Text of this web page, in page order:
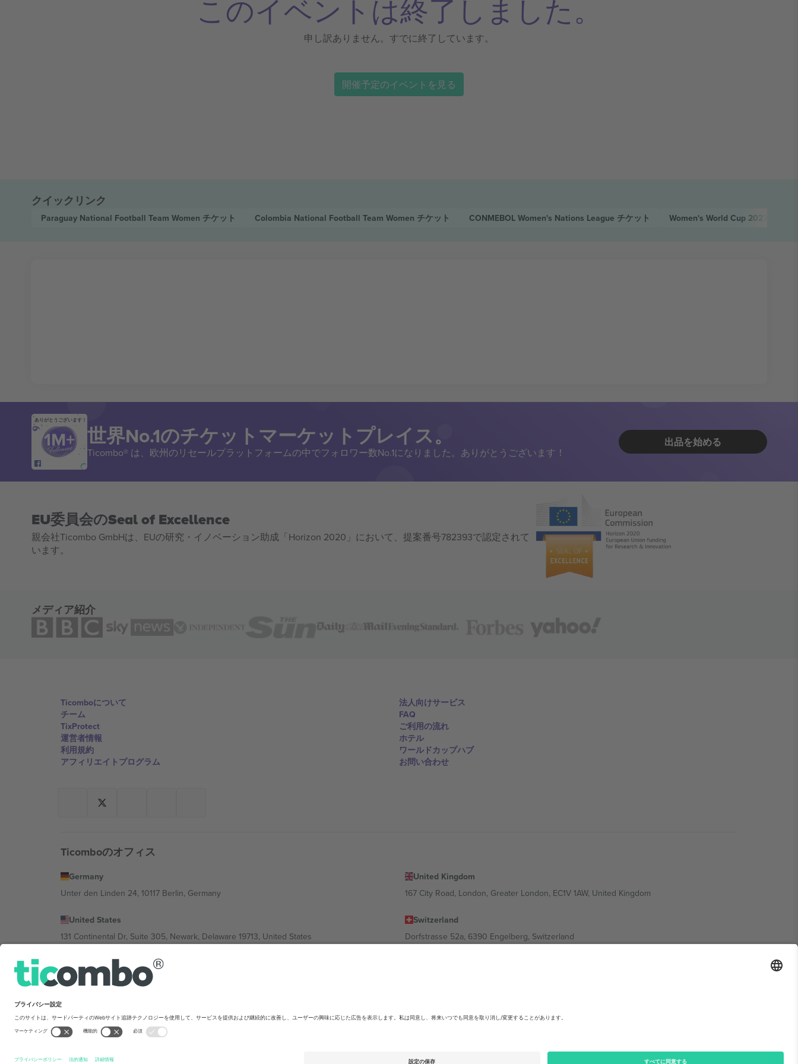
このイベントは終了しました。
申し訳ありません。すでに終了しています。
開催予定のイベントを見る
クイックリンク
Paraguay National Football Team Women チケット Colombia National Football Team Women チケット CONMEBOL Women's Nations League チケット Women's World Cup 2027
ありがとうございます！
世界No.1のチケットマーケットプレイス。
Ticombo® は、欧州のリセールプラットフォームの中でフォロワー数No.1になりました。ありがとうございます！
出品を始める
EU委員会のSeal of Excellence
親会社Ticombo GmbHは、EUの研究・イノベーション助成「Horizon 2020」において、提案番号782393で認定されて
います。
メディア紹介
Ticomboについて
チーム
TixProtect
運営者情報
利用規約
アフィリエイトプログラム
法人向けサービス
FAQ
ご利用の流れ
ホテル
ワールドカップハブ
お問い合わせ
Ticomboのオフィス
Germany
Unter den Linden 24, 10117 Berlin, Germany
United Kingdom
167 City Road, London, Greater London, EC1V 1AW, United Kingdom
United States
131 Continental Dr, Suite 305, Newark, Delaware 19713, United States
Switzerland
Dorfstrasse 52a, 6390 Engelberg, Switzerland
Bulgaria
Regus Sofia City West, bul Totleben 53-55, 1606 Sofia, Bulgaria
Av Chapultepec 360, Roma Norte, Cuauhtémoc, 06700 Ciudad de México, CDMX, Mexico
を禁じます.